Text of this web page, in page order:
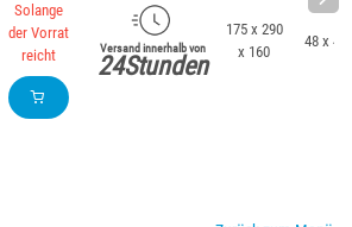
Solange
der Vorrat
reicht
Versand innerhalb von
24Stunden
175 x 290
x 160
48 x 43